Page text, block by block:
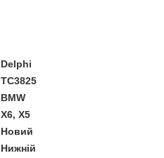
Delphi
TC3825
BMW
X6, X5
Новий
Нижній